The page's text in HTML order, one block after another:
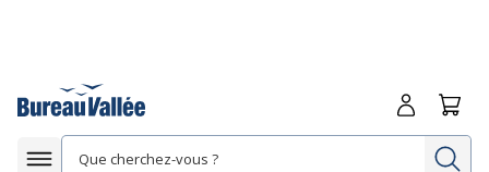
Afficher la navigation
Me